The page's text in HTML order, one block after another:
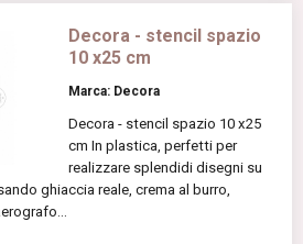
Decora - stencil spazio
10 x25 cm
Marca: Decora
Decora - stencil spazio 10 x25
cm In plastica, perfetti per
realizzare splendidi disegni su
ghiaccia reale, crema al burro,